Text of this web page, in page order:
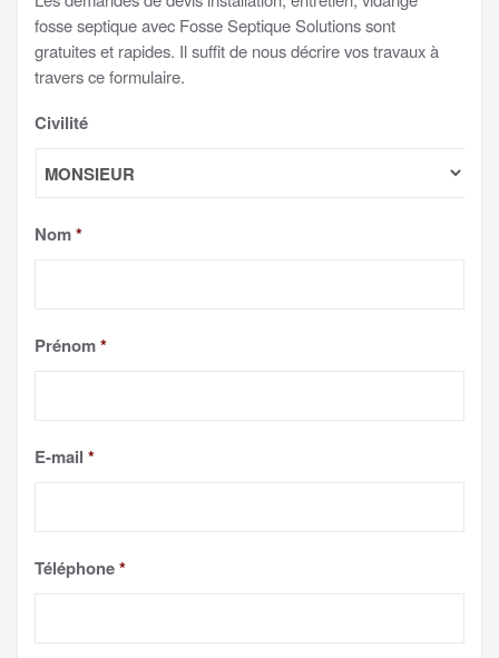
fosse septique avec Fosse Septique Solutions sont
gratuites et rapides. Il suffit de nous décrire vos travaux à
travers ce formulaire.
Civilité
Nom*
Prénom*
E-mail *
Téléphone*